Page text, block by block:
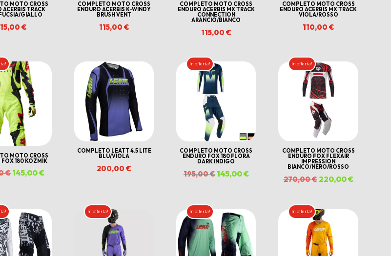
MOTO CROSS
ACERBIS TRACK
GIALLO
€
COMPLETO MOTO CROSS
ENDURO ACERBIS K-WINDY
BRUSH VENT
115,00 €
COMPLETO MOTO CROSS
ENDURO ACERBIS MX TRACK
CONNECTION
ARANCIO/BIANCO
115,00 €
COMPLETO MOTO CROSS
ENDURO ACERBIS MX TRACK
VIOLA/ROSSO
110,00 €
MOTO CROSS
FOX 180 KOZMIK
€Il
era:
195,00 €.
145,00€Il
è:
145,00 €.
COMPLETO LEATT 4.5 LITE
BLU/VIOLA
200,00€
In offerta!
COMPLETO MOTO CROSS
ENDURO FOX 180 FLORA
DARK INDIGO
195,00€ Il
era:
195,00 €.
145,00€Il
è:
In offerta!
COMPLETO MOTO CROSS
ENDURO FOX FLEXAIR
IMPRESSION
BIANCO/NERO/ROSSO
270,00€ Il
era:
270,00 €.
220,00€Il
è:
In offerta! In offerta! In offerta!